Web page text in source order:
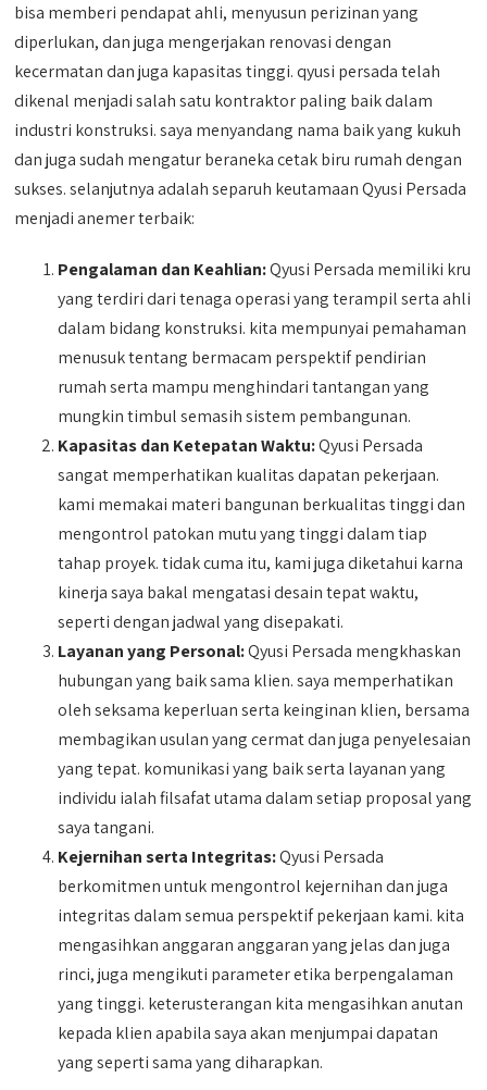
bisa memberi pendapat ahli, menyusun perizinan yang
diperlukan, dan juga mengerjakan renovasi dengan
kecermatan dan juga kapasitas tinggi. qyusi persada telah
dikenal menjadi salah satu kontraktor paling baik dalam
industri konstruksi. saya menyandang nama baik yang kukuh
dan juga sudah mengatur beraneka cetak biru rumah dengan
sukses. selanjutnya adalah separuh keutamaan Qyusi Persada
menjadi anemer terbaik:
Pengalaman dan Keahlian:Qyusi Persada memiliki kru
yang terdiri dari tenaga operasi yang terampil serta ahli
dalam bidang konstruksi. kita mempunyai pemahaman
menusuk tentang bermacam perspektif pendirian
rumah serta mampu menghindari tantangan yang
mungkin timbul semasih sistem pembangunan.
Kapasitas dan Ketepatan Waktu:Qyusi Persada
sangat memperhatikan kualitas dapatan pekerjaan.
kami memakai materi bangunan berkualitas tinggi dan
mengontrol patokan mutu yang tinggi dalam tiap
tahap proyek. tidak cuma itu, kami juga diketahui karna
kinerja saya bakal mengatasi desain tepat waktu,
seperti dengan jadwal yang disepakati.
Layanan yang Personal:Qyusi Persada mengkhaskan
hubungan yang baik sama klien. saya memperhatikan
oleh seksama keperluan serta keinginan klien, bersama
membagikan usulan yang cermat dan juga penyelesaian
yang tepat. komunikasi yang baik serta layanan yang
individu ialah filsafat utama dalam setiap proposal yang
saya tangani.
Kejernihan serta Integritas:Qyusi Persada
berkomitmen untuk mengontrol kejernihan dan juga
integritas dalam semua perspektif pekerjaan kami. kita
mengasihkan anggaran anggaran yang jelas dan juga
rinci, juga mengikuti parameter etika berpengalaman
yang tinggi. keterusterangan kita mengasihkan anutan
kepada klien apabila saya akan menjumpai dapatan
yang seperti sama yang diharapkan.